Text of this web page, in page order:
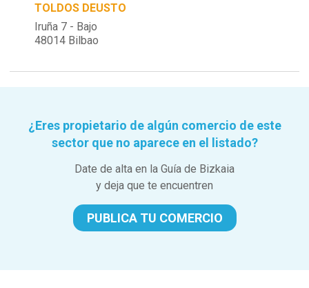
TOLDOS DEUSTO
Iruña 7 - Bajo
48014 Bilbao
¿Eres propietario de algún comercio de este
sector que no aparece en el listado?
Date de alta en la Guía de Bizkaia
y deja que te encuentren
PUBLICA TU COMERCIO